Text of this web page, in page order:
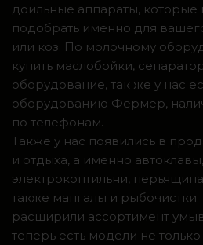
доильные аппараты,
подобрать именно для
или коз. По молочному
купить маслобойки,
оборудование, так же у нас
оборудованию Фермер,
по телефонам.
Также у нас появились в
и отдыха, а именно
электрокоптильни,
также мангалы и
расширили ассортимент
теперь есть модели не